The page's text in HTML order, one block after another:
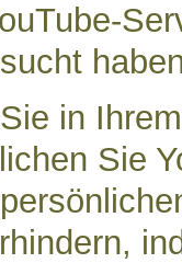
in
Sie